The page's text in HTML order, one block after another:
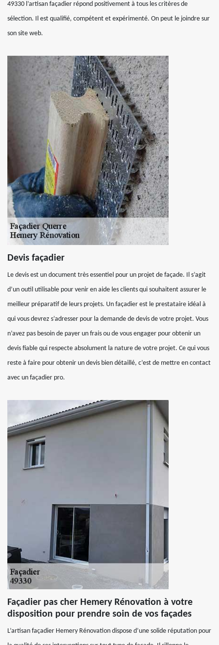
49330 l’artisan façadier répond positivement à tous les critères de
sélection. Il est qualifié, compétent et expérimenté. On peut le joindre sur
son site web.
Devis façadier
Le devis est un document très essentiel pour un projet de façade. Il s’agit
d’un outil utilisable pour venir en aide les clients qui souhaitent assurer le
meilleur préparatif de leurs projets. Un façadier est le prestataire idéal à
qui vous devrez s’adresser pour la demande de devis de votre projet. Vous
n’avez pas besoin de payer un frais ou de vous engager pour obtenir un
devis fiable qui respecte absolument la nature de votre projet. Ce qui vous
reste à faire pour obtenir un devis bien détaillé, c’est de mettre en contact
avec un façadier pro.
Façadier pas cher Hemery Rénovation à votre
disposition pour prendre soin de vos façades
L’artisan façadier Hemery Rénovation dispose d’une solide réputation pour